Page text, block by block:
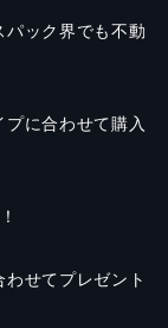
パック界でも不動
に合わせて購入
せてプレゼント